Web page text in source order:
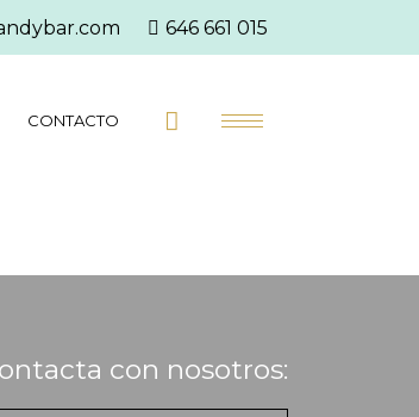
646 661 015
CONTACTO
con nosotros: